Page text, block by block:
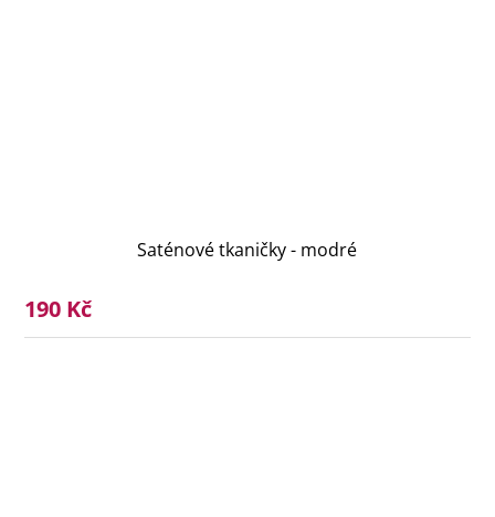
Saténové tkaničky - modré
190 Kč